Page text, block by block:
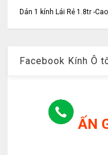
Dán 1 kính Lái Rẻ 1.8tr -
Facebook Kính Ô
ẤN